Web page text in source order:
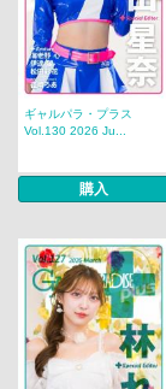
ギャルパラ・プラス
Vol.130 2026 Ju...
購入